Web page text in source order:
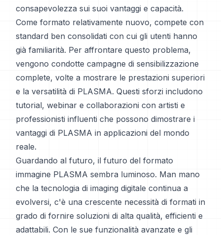
consapevolezza sui suoi vantaggi e capacità.
Come formato relativamente nuovo, compete con
standard ben consolidati con cui gli utenti hanno
già familiarità. Per affrontare questo problema,
vengono condotte campagne di sensibilizzazione
complete, volte a mostrare le prestazioni superiori
e la versatilità di PLASMA. Questi sforzi includono
tutorial, webinar e collaborazioni con artisti e
professionisti influenti che possono dimostrare i
vantaggi di PLASMA in applicazioni del mondo
reale.
Guardando al futuro, il futuro del formato
immagine PLASMA sembra luminoso. Man mano
che la tecnologia di imaging digitale continua a
evolversi, c'è una crescente necessità di formati in
grado di fornire soluzioni di alta qualità, efficienti e
adattabili. Con le sue funzionalità avanzate e gli